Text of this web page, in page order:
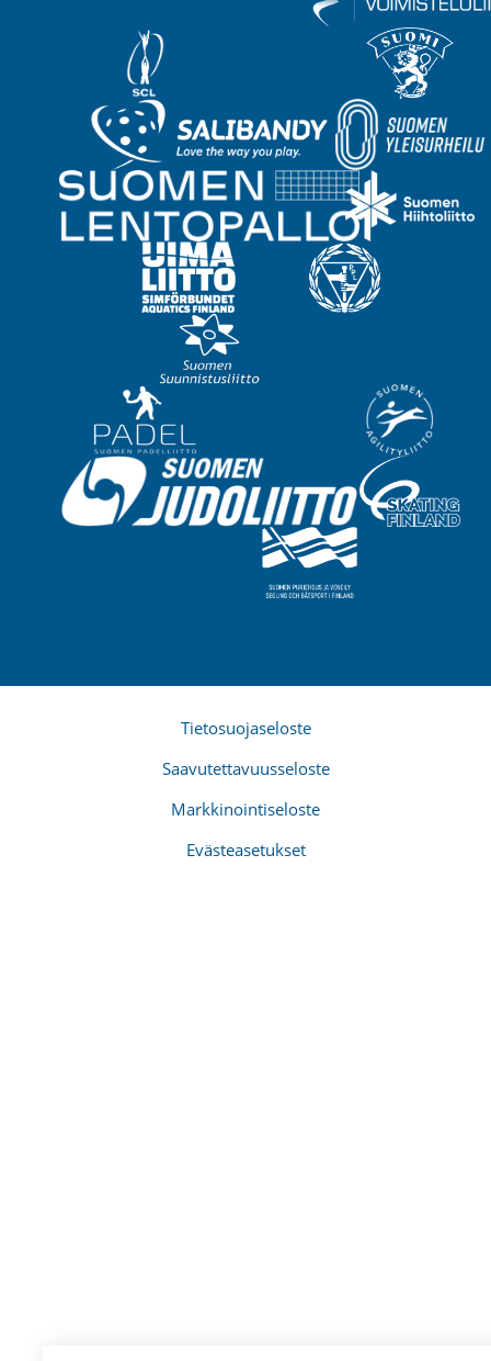
Tietosuojaseloste
Saavutettavuusseloste
Markkinointiseloste
Evästeasetukset